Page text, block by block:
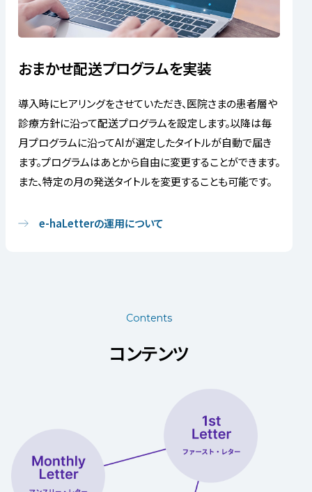
おまかせ配送プログラムを実装
導入時にヒアリングをさせていただき、医院さまの患者層や
診療方針に沿って配送プログラムを設定します。以降は毎
月プログラムに沿ってAIが選定したタイトルが自動で届き
ます。プログラムはあとから自由に変更することができます。
また、特定の月の発送タイトルを変更することも可能です。
e-haLetterの運用について
Contents
コンテンツ